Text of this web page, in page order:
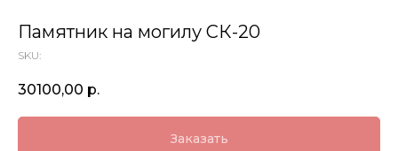
Памятник на могилу СК-20
SKU:
30100,00 р.
Заказать